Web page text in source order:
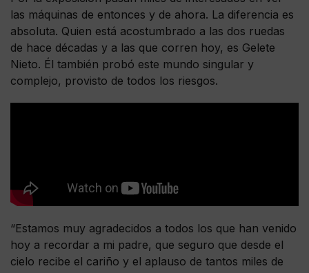
las máquinas de entonces y de ahora. La diferencia es
absoluta. Quien está acostumbrado a las dos ruedas
de hace décadas y a las que corren hoy, es Gelete
Nieto. Él también probó este mundo singular y
complejo, provisto de todos los riesgos.
“Estamos muy agradecidos a todos los que han venido
hoy a recordar a mi padre, que seguro que desde el
cielo recibe el cariño y el aplauso de tantos miles de